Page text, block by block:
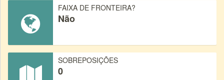
FAIXA DE FRONTEIRA?
Não
SOBREPOSIÇÕES
0